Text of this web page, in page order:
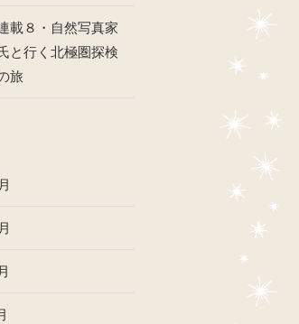
載８・自然写真家
と行く北極圏探検
旅